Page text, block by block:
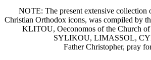
NOTE: The present extensive collection
Christian Orthodox icons, was compiled by
KLITOU, Oeconomos of the Church
SYLIKOU, LIMASSOL,
Father Christopher, pray